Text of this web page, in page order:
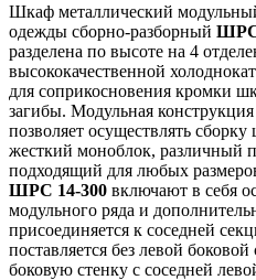
Шкаф металлический
одежды сборно-разборный ШРС
разделена по высоте на 4
высококачественной
для соприкосновения кромки
загибы. Модульная
позволяет осуществлять
жесткий моноблок, различный
подходящий для любых
ШРС 14-300 включают в себя
модульного ряда и
присоединяется к соседней
поставляется без левой
боковую стенку с соседней